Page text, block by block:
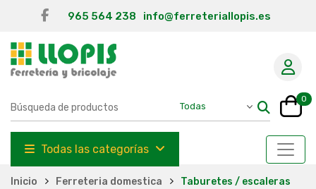
965 564 238 info@ferreteriallopis.es
0
Todas las categorías
Inicio Ferreteria domestica Taburetes / escaleras